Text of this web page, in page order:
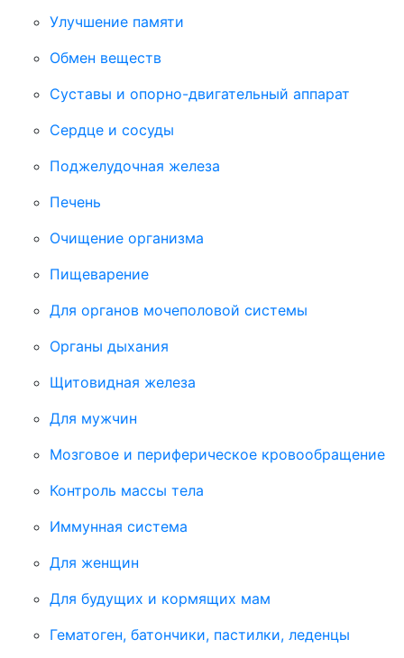
Улучшение памяти
Обмен веществ
Суставы и опорно-двигательный аппарат
Сердце и сосуды
Поджелудочная железа
Печень
Очищение организма
Пищеварение
Для органов мочеполовой системы
Органы дыхания
Щитовидная железа
Для мужчин
Мозговое и периферическое кровообращение
Контроль массы тела
Иммунная система
Для женщин
Для будущих и кормящих мам
Гематоген, батончики, пастилки, леденцы